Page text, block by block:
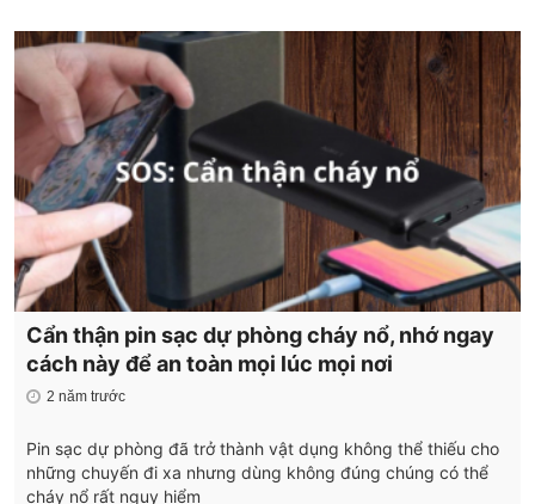
Cẩn thận pin sạc dự phòng cháy nổ, nhớ ngay
cách này để an toàn mọi lúc mọi nơi
2 năm trước
Pin sạc dự phòng đã trở thành vật dụng không thể thiếu cho
những chuyến đi xa nhưng dùng không đúng chúng có thể
cháy nổ rất nguy hiểm